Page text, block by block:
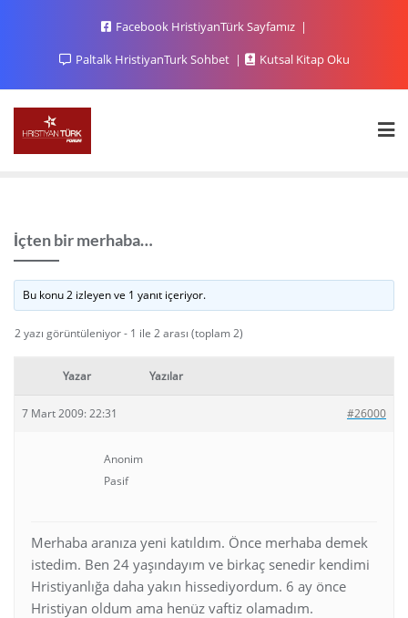
Facebook HristiyanTürk Sayfamız
Paltalk HristiyanTurk Sohbet
Kutsal Kitap Oku
İçten bir merhaba…
Bu konu 2 izleyen ve 1 yanıt içeriyor.
2 yazı görüntüleniyor - 1 ile 2 arası (toplam 2)
Yazar Yazılar
7 Mart 2009: 22:31 #26000
Anonim
Pasif
Merhaba aranıza yeni katıldım. Önce merhaba demek
istedim. Ben 24 yaşındayım ve birkaç senedir kendimi
Hristiyanlığa daha yakın hissediyordum. 6 ay önce
Hristiyan oldum ama henüz vaftiz olamadım.